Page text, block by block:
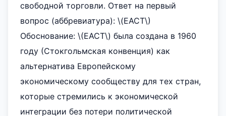
свободной торговли. Ответ на первый
вопрос (аббревиатура): \(ЕАСТ\)
Обоснование: \(ЕАСТ\) была создана в 1960
году (Стокгольмская конвенция) как
альтернатива Европейскому
экономическому сообществу для тех стран,
которые стремились к экономической
интеграции без потери политической